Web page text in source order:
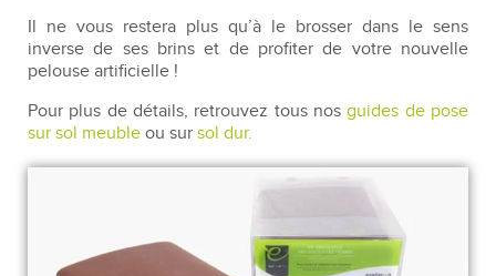
Il ne vous restera plus qu’à le brosser dans le sens
inverse de ses brins et de profiter de votre nouvelle
pelouse artificielle !
Pour plus de détails, retrouvez tous nosguides de pose
sur sol meuble ou sur sol dur.